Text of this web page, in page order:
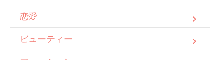
恋愛
ビューティー